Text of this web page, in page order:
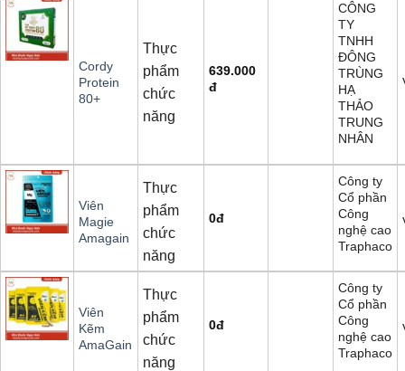
Cordy
Protein
80+
Thực
phẩm
chức
năng
639.000
đ
CÔNG
TY
TNHH
ĐÔNG
TRÙNG
HẠ
THẢO
TRUNG
NHÂN
Viên
Magie
Amagain
Thực
phẩm
chức
năng
0đ
Công ty
Cổ phần
Công
nghệ cao
Traphaco
Viên
Kẽm
AmaGain
Thực
phẩm
chức
năng
0đ
Công ty
Cổ phần
Công
nghệ cao
Traphaco